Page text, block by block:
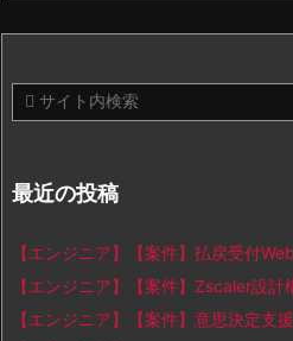
最近の投稿
【エンジニア】【案件】払戻受付
【エンジニア】【案件】Zscaler設計
【エンジニア】【案件】意思決定支